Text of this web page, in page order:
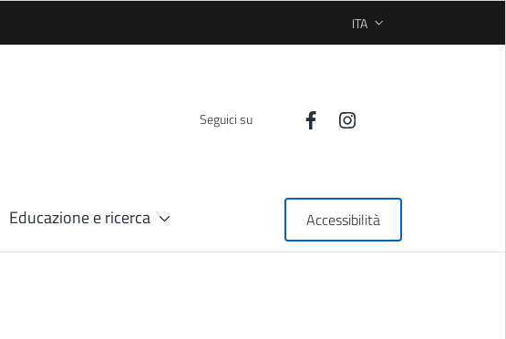
SELEZIONE LINGUA:
ITA
Seguici su
Educazione e ricerca Accessibilità